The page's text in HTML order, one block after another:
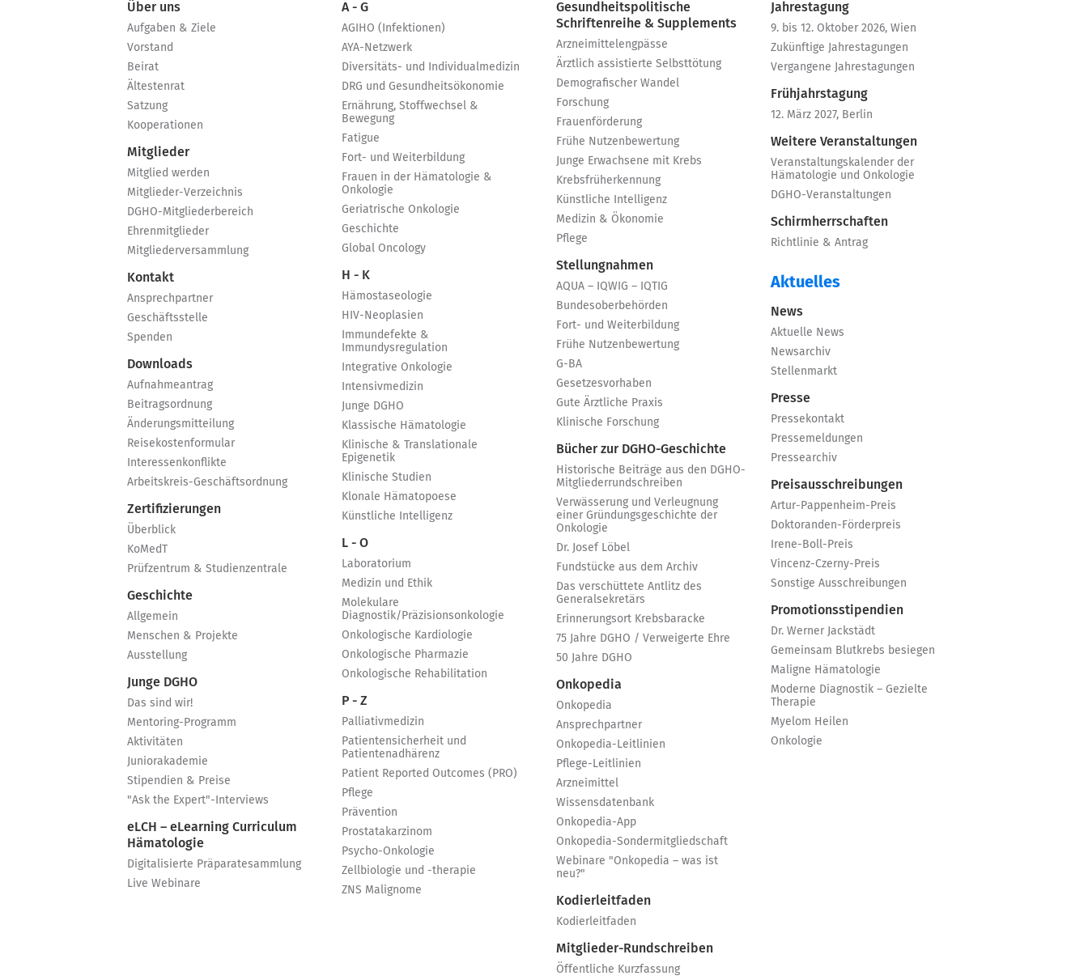
Über uns
Aufgaben & Ziele
Vorstand
Beirat
Ältestenrat
Satzung
Kooperationen
Mitglieder
Mitglied werden
Mitglieder-Verzeichnis
DGHO-Mitgliederbereich
Ehrenmitglieder
Mitgliederversammlung
Kontakt
Ansprechpartner
Geschäftsstelle
Spenden
Downloads
Aufnahmeantrag
Beitragsordnung
Änderungsmitteilung
Reisekostenformular
Interessenkonflikte
Arbeitskreis-Geschäftsordnung
Zertifizierungen
Überblick
KoMedT
Prüfzentrum & Studienzentrale
Geschichte
Allgemein
Menschen & Projekte
Ausstellung
Junge DGHO
Das sind wir!
Mentoring-Programm
Aktivitäten
Juniorakademie
Stipendien & Preise
"Ask the Expert"-Interviews
eLCH – eLearning Curriculum
Hämatologie
Digitalisierte Präparatesammlung
Live Webinare
A - G
AGIHO (Infektionen)
AYA-Netzwerk
Diversitäts- und Individualmedizin
DRG und Gesundheitsökonomie
Ernährung, Stoffwechsel &
Bewegung
Fatigue
Fort- und Weiterbildung
Frauen in der Hämatologie &
Onkologie
Geriatrische Onkologie
Geschichte
Global Oncology
H - K
Hämostaseologie
HIV-Neoplasien
Immundefekte &
Immundysregulation
Integrative Onkologie
Intensivmedizin
Junge DGHO
Klassische Hämatologie
Klinische & Translationale
Epigenetik
Klinische Studien
Klonale Hämatopoese
Künstliche Intelligenz
L - O
Laboratorium
Medizin und Ethik
Molekulare
Diagnostik/Präzisionsonkologie
Onkologische Kardiologie
Onkologische Pharmazie
Onkologische Rehabilitation
P - Z
Palliativmedizin
Patientensicherheit und
Patientenadhärenz
Patient Reported Outcomes (PRO)
Pflege
Prävention
Prostatakarzinom
Psycho-Onkologie
Zellbiologie und -therapie
ZNS Malignome
Gesundheitspolitische
Schriftenreihe & Supplements
Arzneimittelengpässe
Ärztlich assistierte Selbsttötung
Demografischer Wandel
Forschung
Frauenförderung
Frühe Nutzenbewertung
Junge Erwachsene mit Krebs
Krebsfrüherkennung
Künstliche Intelligenz
Medizin & Ökonomie
Pflege
Stellungnahmen
AQUA – IQWIG – IQTIG
Bundesoberbehörden
Fort- und Weiterbildung
Frühe Nutzenbewertung
G-BA
Gesetzesvorhaben
Gute Ärztliche Praxis
Klinische Forschung
Bücher zur DGHO-Geschichte
Historische Beiträge aus den DGHO-
Mitgliederrundschreiben
Verwässerung und Verleugnung
einer Gründungsgeschichte der
Onkologie
Dr. Josef Löbel
Fundstücke aus dem Archiv
Das verschüttete Antlitz des
Generalsekretärs
Erinnerungsort Krebsbaracke
75 Jahre DGHO / Verweigerte Ehre
50 Jahre DGHO
Onkopedia
Onkopedia
Ansprechpartner
Onkopedia-Leitlinien
Pflege-Leitlinien
Arzneimittel
Wissensdatenbank
Onkopedia-App
Onkopedia-Sondermitgliedschaft
Webinare "Onkopedia – was ist
neu?"
Kodierleitfaden
Kodierleitfaden
Mitglieder-Rundschreiben
Öffentliche Kurzfassung
Jahrestagung
9. bis 12. Oktober 2026, Wien
Zukünftige Jahrestagungen
Vergangene Jahrestagungen
Frühjahrstagung
12. März 2027, Berlin
Weitere Veranstaltungen
Veranstaltungskalender der
Hämatologie und Onkologie
DGHO-Veranstaltungen
Schirmherrschaften
Richtlinie & Antrag
Aktuelles
News
Aktuelle News
Newsarchiv
Stellenmarkt
Presse
Pressekontakt
Pressemeldungen
Pressearchiv
Preisausschreibungen
Artur-Pappenheim-Preis
Doktoranden-Förderpreis
Irene-Boll-Preis
Vincenz-Czerny-Preis
Sonstige Ausschreibungen
Promotionsstipendien
Dr. Werner Jackstädt
Gemeinsam Blutkrebs besiegen
Maligne Hämatologie
Moderne Diagnostik – Gezielte
Therapie
Myelom Heilen
Onkologie